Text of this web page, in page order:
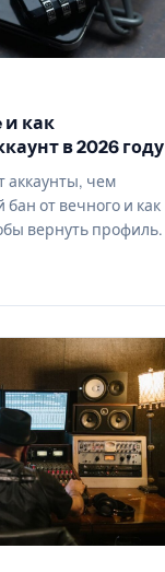
и как
в 2026 году
аккаунты, чем
от вечного и как
вернуть профиль.